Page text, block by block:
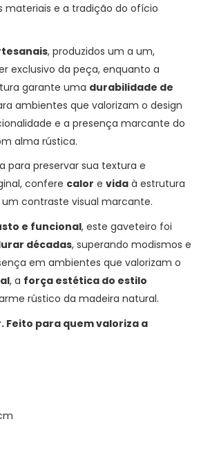
materiais e a tradição do ofício
, produzidos um a um,
exclusivo da peça, enquanto a
garante uma durabilidade de
ambientes que valorizam o design
e a presença marcante do
alma rústica.
para preservar sua textura e
confere calor e vida à estrutura
contraste visual marcante.
e funcional, este gaveteiro foi
décadas, superando modismos e
em ambientes que valorizam o
, a força estética do estilo
rústico da madeira natural.
Feito para quem valoriza a